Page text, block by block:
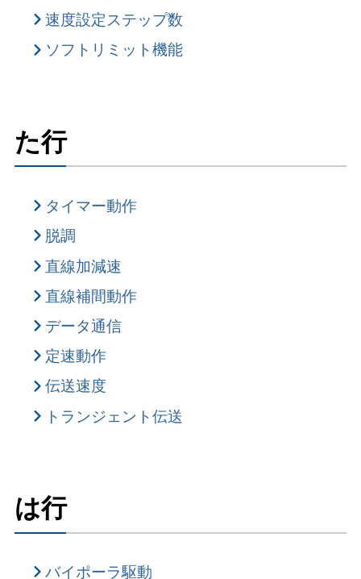
速度設定ステップ数
ソフトリミット機能
た行
タイマー動作
脱調
直線加減速
直線補間動作
データ通信
定速動作
伝送速度
トランジェント伝送
は行
バイポーラ駆動